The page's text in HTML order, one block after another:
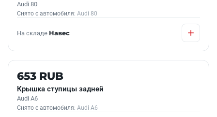
Audi 80
Снято с автомобиля: Audi 80
На складе Навес
Б/У В НАЛИЧИИ
653 RUB
Крышка ступицы задней
Audi A6
Снято с автомобиля: Audi A6